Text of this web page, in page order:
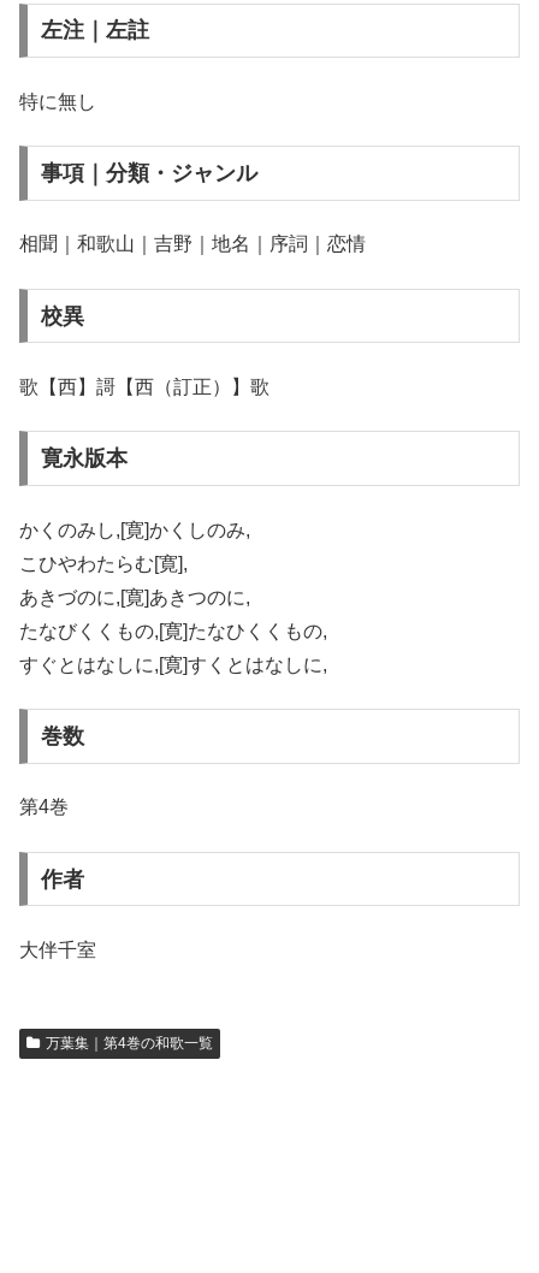
左注｜左註
特に無し
事項｜分類・ジャンル
相聞｜和歌山｜吉野｜地名｜序詞｜恋情
校異
歌【西】謌【西（訂正）】歌
寛永版本
かくのみし,[寛]かくしのみ,
こひやわたらむ[寛],
あきづのに,[寛]あきつのに,
たなびくくもの,[寛]たなひくくもの,
すぐとはなしに,[寛]すくとはなしに,
巻数
第4巻
作者
大伴千室
万葉集｜第4巻の和歌一覧